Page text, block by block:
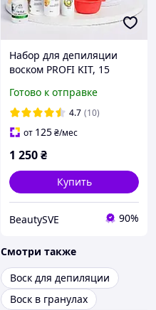
Набор для депиляции
воском PROFI KIT, 15
Готово к отправке
4.7 (10)
от 125₴/мес
1 250₴
Купить
BeautySVE 90%
Смотри также
Воск для депиляции
Воск в гранулах